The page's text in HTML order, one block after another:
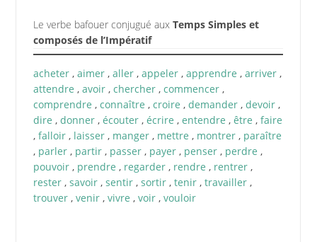
Le verbe bafouer conjugué aux Temps Simples et
composés de l’Impératif
acheter, aimer, aller, appeler, apprendre , arriver,
attendre , avoir, chercher, commencer,
comprendre , connaître , croire , demander, devoir,
dire , donner, écouter, écrire , entendre , être , faire
, falloir, laisser, manger, mettre , montrer, paraître
, parler, partir, passer, payer, penser, perdre ,
pouvoir, prendre , regarder, rendre , rentrer,
rester, savoir, sentir, sortir, tenir, travailler,
trouver, venir, vivre , voir, vouloir